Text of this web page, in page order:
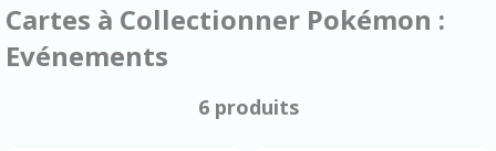
Cartes à Collectionner Pokémon :
Evénements
6 produits